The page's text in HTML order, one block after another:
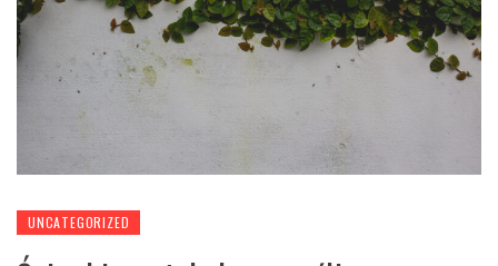
UNCATEGORIZED